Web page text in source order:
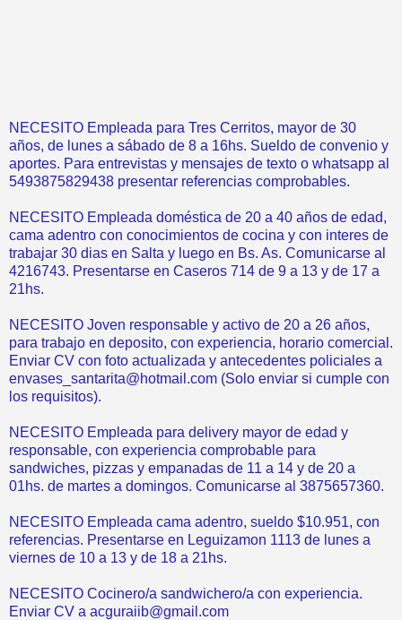
NECESITO Empleada para Tres Cerritos, mayor de 30
años, de lunes a sábado de 8 a 16hs. Sueldo de convenio y
aportes. Para entrevistas y mensajes de texto o whatsapp al
5493875829438 presentar referencias comprobables.
NECESITO Empleada doméstica de 20 a 40 años de edad,
cama adentro con conocimientos de cocina y con interes de
trabajar 30 dias en Salta y luego en Bs. As. Comunicarse al
4216743. Presentarse en Caseros 714 de 9 a 13 y de 17 a
21hs.
NECESITO Joven responsable y activo de 20 a 26 años,
para trabajo en deposito, con experiencia, horario comercial.
Enviar CV con foto actualizada y antecedentes policiales a
envases_santarita@hotmail.com (Solo enviar si cumple con
los requisitos).
NECESITO Empleada para delivery mayor de edad y
responsable, con experiencia comprobable para
sandwiches, pizzas y empanadas de 11 a 14 y de 20 a
01hs. de martes a domingos. Comunicarse al 3875657360.
NECESITO Empleada cama adentro, sueldo $10.951, con
referencias. Presentarse en Leguizamon 1113 de lunes a
viernes de 10 a 13 y de 18 a 21hs.
NECESITO Cocinero/a sandwichero/a con experiencia.
Enviar CV a acguraiib@gmail.com